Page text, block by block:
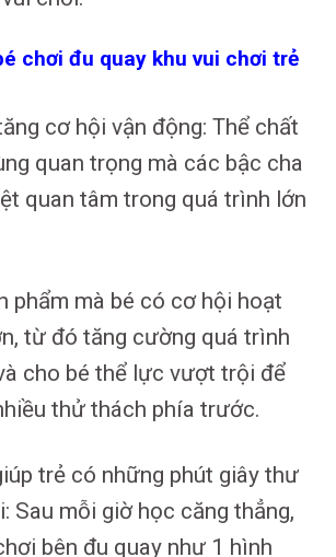
chơi đu quay khu vui chơi trẻ
cơ hội vận động: Thể chất
quan trọng mà các bậc cha
quan tâm trong quá trình lớn
phẩm mà bé có cơ hội hoạt
từ đó tăng cường quá trình
cho bé thể lực vượt trội để
thử thách phía trước.
trẻ có những phút giây thư
Sau mỗi giờ học căng thẳng,
bên đu quay như 1 hình